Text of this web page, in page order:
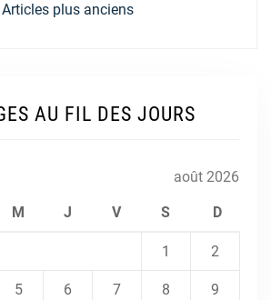
Articles plus anciens
AU FIL DES JOURS
août 2026
M J V S D
1 2
5 6 7 8 9